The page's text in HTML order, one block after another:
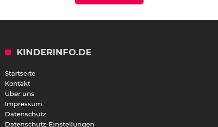
KINDERINFO.DE
Startseite
Kontakt
Über uns
Impressum
Datenschutz
Datenschutz-Einstellungen